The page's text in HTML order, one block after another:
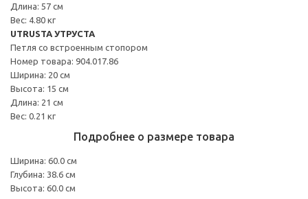
Длина: 57 см
Вес: 4.80 кг
UTRUSTA УТРУСТА
Петля со встроенным стопором
Номер товара: 904.017.86
Ширина: 20 см
Высота: 15 см
Длина: 21 см
Вес: 0.21 кг
Подробнее о размере товара
Ширина: 60.0 см
Глубина: 38.6 см
Высота: 60.0 см